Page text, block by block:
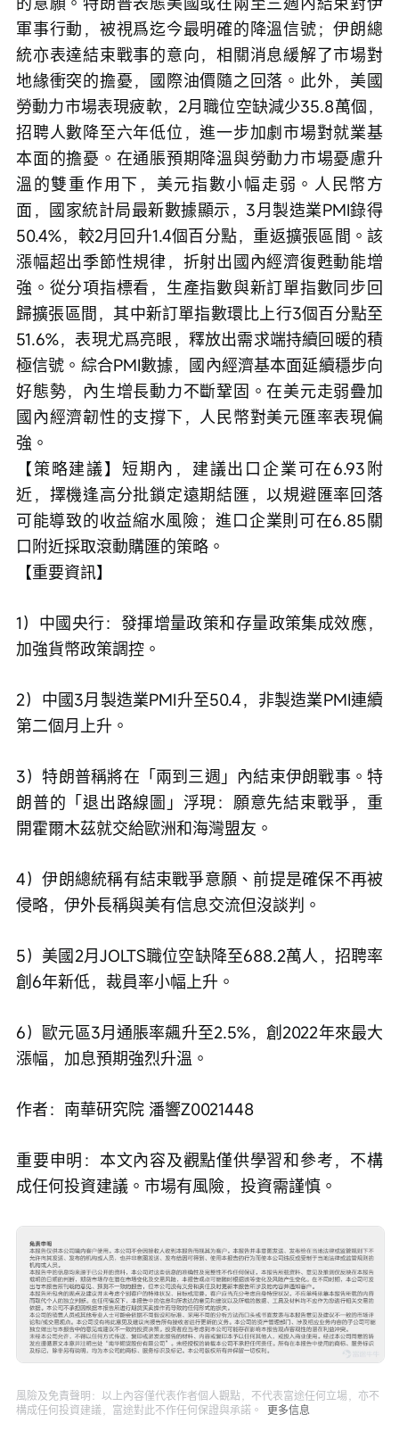
軍事行動，被視爲迄今最明確的降溫信號；伊朗總
統亦表達結束戰事的意向，相關消息緩解了市場對
地緣衝突的擔憂，國際油價隨之回落。此外，美國
勞動力市場表現疲軟，2月職位空缺減少35.8萬個，
招聘人數降至六年低位，進一步加劇市場對就業基
本面的擔憂。在通脹預期降溫與勞動力市場憂慮升
溫的雙重作用下，美元指數小幅走弱。人民幣方
面，國家統計局最新數據顯示，3月製造業PMI錄得
50.4%，較2月回升1.4個百分點，重返擴張區間。該
漲幅超出季節性規律，折射出國內經濟復甦動能增
強。從分項指標看，生產指數與新訂單指數同步回
歸擴張區間，其中新訂單指數環比上行3個百分點至
51.6%，表現尤爲亮眼，釋放出需求端持續回暖的積
極信號。綜合PMI數據，國內經濟基本面延續穩步向
好態勢，內生增長動力不斷鞏固。在美元走弱疊加
國內經濟韌性的支撐下，人民幣對美元匯率表現偏
強。
【策略建議】短期內，建議出口企業可在6.93附
近，擇機逢高分批鎖定遠期結匯，以規避匯率回落
可能導致的收益縮水風險；進口企業則可在6.85關
口附近採取滾動購匯的策略。
【重要資訊】
1）中國央行：發揮增量政策和存量政策集成效應，
加強貨幣政策調控。
2）中國3月製造業PMI升至50.4，非製造業PMI連續
第二個月上升。
3）特朗普稱將在「兩到三週」內結束伊朗戰事。特
朗普的「退出路線圖」浮現：願意先結束戰爭，重
開霍爾木茲就交給歐洲和海灣盟友。
4）伊朗總統稱有結束戰爭意願、前提是確保不再被
侵略，伊外長稱與美有信息交流但沒談判。
5）美國2月JOLTS職位空缺降至688.2萬人，招聘率
創6年新低，裁員率小幅上升。
6）歐元區3月通脹率飆升至2.5%，創2022年來最大
漲幅，加息預期強烈升溫。
作者：南華研究院 潘響Z0021448
重要申明：本文內容及觀點僅供學習和參考，不構
成任何投資建議。市場有風險，投資需謹慎。
風險及免責聲明：以上內容僅代表作者個人觀點，不代表富途任何立場，亦不
構成任何投資建議，富途對此不作任何保證與承諾。
更多信息